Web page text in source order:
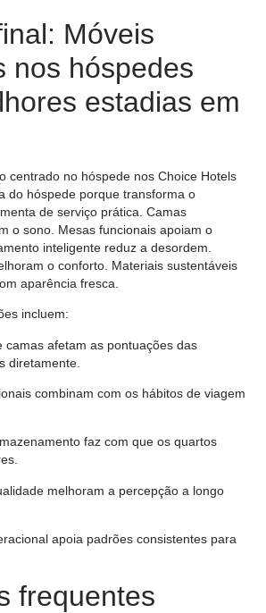
Móveis
nos hóspedes
estadias em
centrado no hóspede nos Choice Hotels
do hóspede porque transforma o
de serviço prática. Camas
o sono. Mesas funcionais apoiam o
inteligente reduz a desordem.
o conforto. Materiais sustentáveis
aparência fresca.
incluem:
camas afetam as pontuações das
diretamente.
combinam com os hábitos de viagem
faz com que os quartos
melhoram a percepção a longo
apoia padrões consistentes para
frequentes